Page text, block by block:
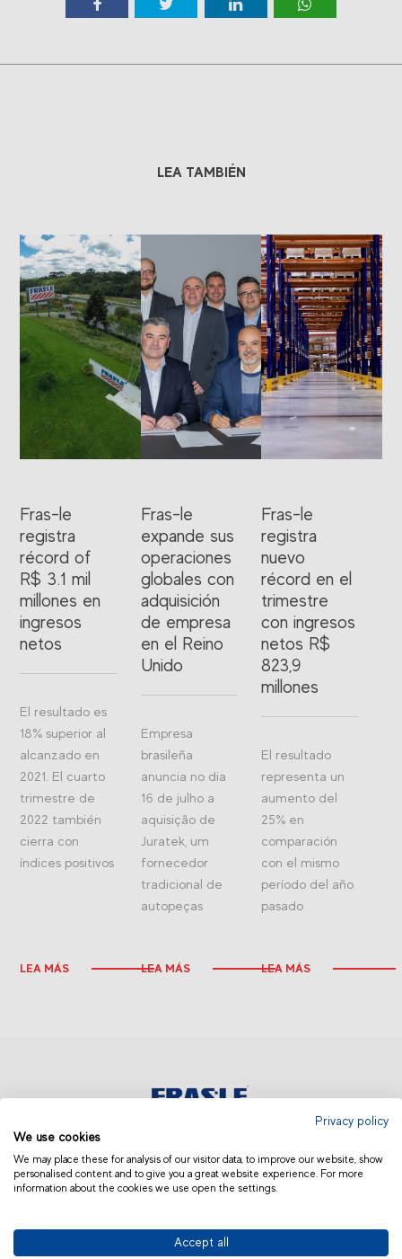
LEA TAMBIÉN
Fras-le
registra
récord of
R$ 3.1 mil
millones en
ingresos
netos
El resultado es
18% superior al
alcanzado en
2021. El cuarto
trimestre de
2022 también
cierra con
índices positivos
LEA MÁS
Fras-le
expande sus
operaciones
globales con
adquisición
de empresa
en el Reino
Unido
Empresa
brasileña
anuncia no dia
16 de julho a
aquisição de
Juratek, um
fornecedor
tradicional de
autopeças
LEA MÁS
Fras-le
registra
nuevo
récord en el
trimestre
con ingresos
netos R$
823,9
millones
El resultado
representa un
aumento del
25% en
comparación
con el mismo
período del año
pasado
LEA MÁS
EUROPA | ESPAÑOL
© 2019 Fras-le | Photos: Júlio Soares, Magrão Scalco, João Lazzarotto, Panda Branding
Privacy policy
We use cookies
We may place these for analysis of our visitor data, to improve our website, show
personalised content and to give you a great website experience. For more
information about the cookies we use open the settings.
Accept all